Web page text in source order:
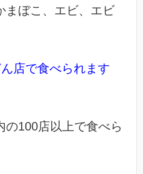
まぼこ、エビ、エビ
店で食べられます
の100店以上で食べら